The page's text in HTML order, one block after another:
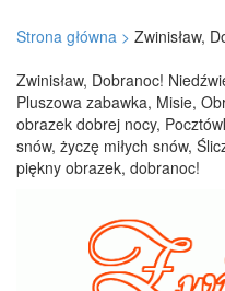
Strona główna > Zwinisław,
Zwinisław, Dobranoc!
Pluszowa zabawka, Misie,
obrazek dobrej nocy,
snów, życzę miłych snów,
piękny obrazek, dobranoc!